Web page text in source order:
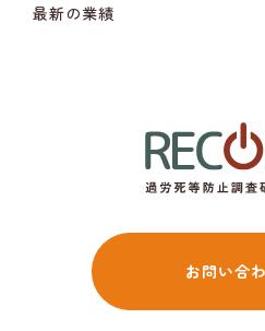
最新の業績
お問い合